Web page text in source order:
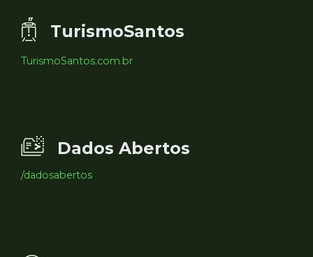
TurismoSantos
TurismoSantos.com.br
Dados Abertos
/dadosabertos